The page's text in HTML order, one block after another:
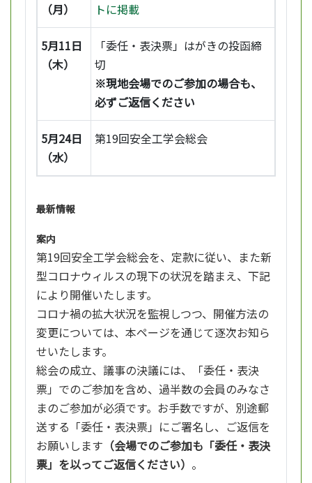
（月）
トに掲載
5月11日
（木）
「委任・表決票」はがきの投函締
切
※現地会場でのご参加の場合も、
必ずご返信ください
5月24日
（水）
第19回安全工学会総会
最新情報
案内
第19回安全工学会総会を、定款に従い、また新
型コロナウィルスの現下の状況を踏まえ、下記
により開催いたします。
コロナ禍の拡大状況を監視しつつ、開催方法の
変更については、本ページを通じて逐次お知ら
せいたします。
総会の成立、議事の決議には、「委任・表決
票」でのご参加を含め、過半数の会員のみなさ
まのご参加が必須です。お手数ですが、別途郵
送する「委任・表決票」にご署名し、ご返信を
お願いします （会場でのご参加も「委任・表決
票」を以ってご返信ください） 。